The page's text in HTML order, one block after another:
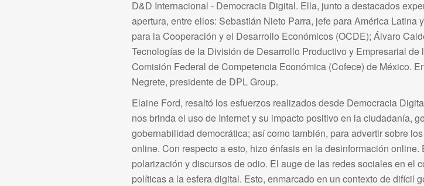
D&D Internacional - Democracia Digital. Ella, junto a destacados
apertura, entre ellos: Sebastián Nieto Parra, jefe para América
para la Cooperación y el Desarrollo Económicos (OCDE); Álvaro
Tecnologías de la División de Desarrollo Productivo y Empresarial
Comisión Federal de Competencia Económica (Cofece) de México.
Negrete, presidente de DPL Group.
Elaine Ford, resaltó los esfuerzos realizados desde Democracia
nos brinda el uso de Internet y su impacto positivo en la ciudadanía,
gobernabilidad democrática; así como también, para advertir sobre
online. Con respecto a esto, hizo énfasis en la desinformación
polarización y discursos de odio. El auge de las redes sociales en el
políticas a la esfera digital. Esto, enmarcado en un contexto de difícil